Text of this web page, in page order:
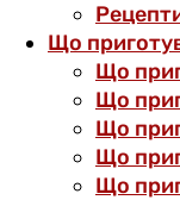
Що
Що
Що
Що
Що
Що